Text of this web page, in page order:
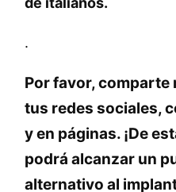
.
Por favor,
tus redes sociales,
y en páginas. ¡De
podrá alcanzar un
alternativo al